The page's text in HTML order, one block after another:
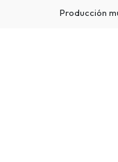
Producción